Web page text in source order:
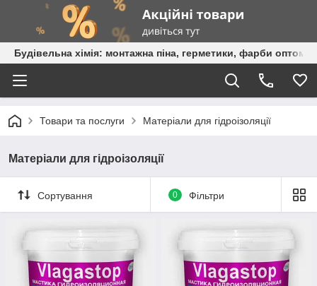
Будівельна хімія: монтажна піна, герметики, фарби оптом
Товари та послуги Матеріали для гідроізоляції
Матеріали для гідроізоляції
Сортування 0 Фільтри